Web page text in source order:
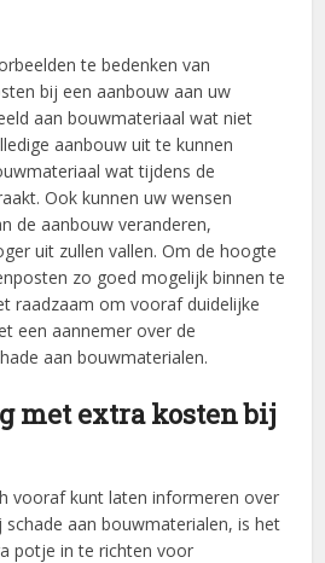
te bedenken van
bij een aanbouw aan uw
aan bouwmateriaal wat niet
aanbouw uit te kunnen
wat tijdens de
Ook kunnen uw wensen
de aanbouw veranderen,
uit zullen vallen. Om de hoogte
zo goed mogelijk binnen te
raadzaam om vooraf duidelijke
een aannemer over de
aan bouwmaterialen.
met extra kosten bij
vooraf kunt laten informeren over
schade aan bouwmaterialen, is het
potje in te richten voor